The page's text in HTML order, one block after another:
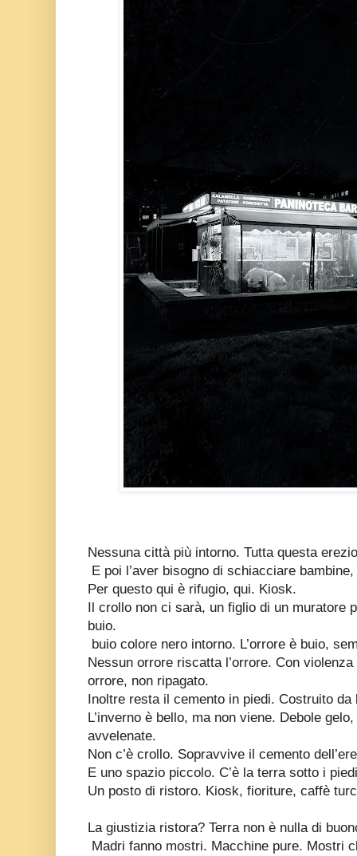
Nessuna città più intorno. Tutta questa
E poi l’aver bisogno di schiacciare
Per questo qui è rifugio, qui. Kiosk.
Il crollo non ci sarà, un figlio di un muratore
buio.
buio colore nero intorno. L’orrore è buio,
Nessun orrore riscatta l’orrore. Con
orrore, non ripagato.
Inoltre resta il cemento in piedi. Costruito
L’inverno è bello, ma non viene. Debole
avvelenate.
Non c’è crollo. Sopravvive il cemento
E uno spazio piccolo. C’è la terra sotto i
Un posto di ristoro. Kiosk, fioriture, caffè
La giustizia ristora? Terra non è nulla di
Madri fanno mostri. Macchine pure. Mostri